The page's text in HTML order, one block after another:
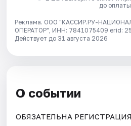
до оплаты
Реклама. ООО "КАССИР.РУ-
ОПЕРАТОР", ИНН: 7841075409 erid:
Действует до 31 августа 2026
О событии
ОБЯЗАТЕЛЬНА РЕГИСТРАЦИЯ